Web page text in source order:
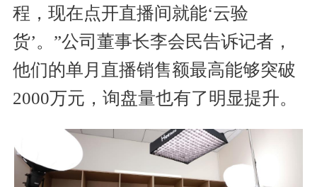
程，现在点开直播间就能‘云验
货’。”公司董事长李会民告诉记者，
他们的单月直播销售额最高能够突破
2000万元，询盘量也有了明显提升。